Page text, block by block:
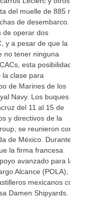
del muelle de 885 m²
de desembarco.
de operar dos
y a pesar de que la
no tener ninguna
esta posibilidad
la clase para
de Marines de los
Navy. Los buques
del 11 al 15 de
y directivos de la
se reunieron con
de México. Durante
la firma francesa
avanzado para la
Alcance (POLA),
mexicanos con
Damen Shipyards.